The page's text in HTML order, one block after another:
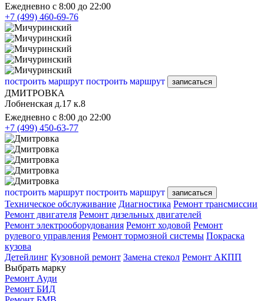
Ежедневно с 8:00 до 22:00
+7 (499) 460-69-76
построить маршрут построить маршрут записаться
ДМИТРОВКА
Лобненская д.17 к.8
Ежедневно с 8:00 до 22:00
+7 (499) 450-63-77
построить маршрут построить маршрут записаться
Техническое обслуживание Диагностика Ремонт трансмиссии
Ремонт двигателя Ремонт дизельных двигателей
Ремонт электрооборудования Ремонт ходовой Ремонт
рулевого управления Ремонт тормозной системы Покраска
кузова
Детейлинг Кузовной ремонт Замена стекол Ремонт АКПП
Выбрать марку
Ремонт Ауди
Ремонт БИД